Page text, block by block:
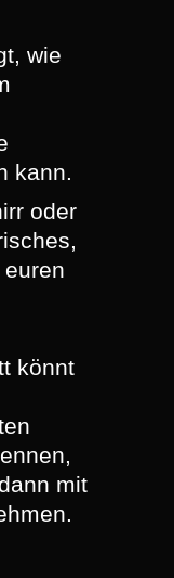
wie
kann.
oder
könnt
mit